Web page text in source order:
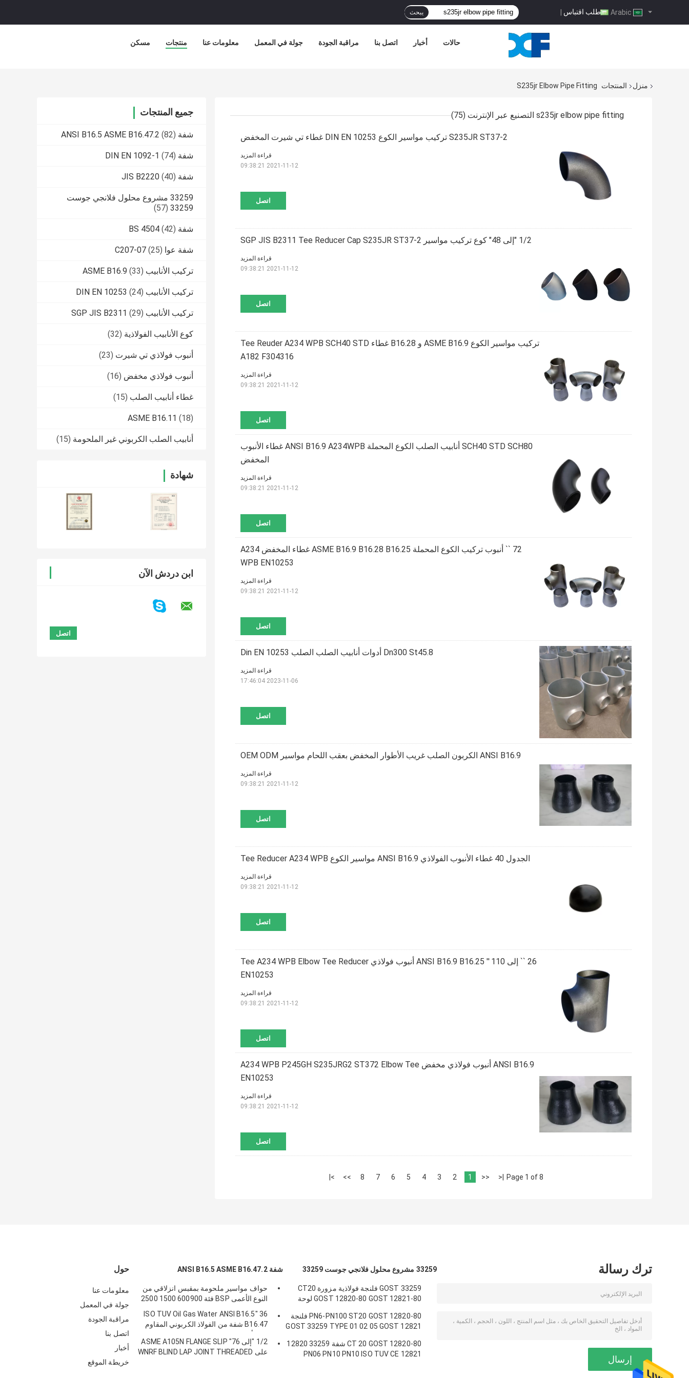
طلب اقتباس | يبحث
مسكن منتجات معلومات عنا جولة في المعمل مراقبة الجودة اتصل بنا أخبار حالات
منزل المنتجات S235jr Elbow Pipe Fitting
جميع المنتجات
شفة ANSI B16.5 ASME B16.47.2 (82)
شفة DIN EN 1092-1 (74)
شفة JIS B2220 (40)
33259 مشروع محلول فلانجي جوست
33259
(57)
شفة BS 4504 (42)
شفة عوا C207-07 (25)
تركيب الأنابيب ASME B16.9 (33)
تركيب الأنابيب DIN EN 10253 (24)
تركيب الأنابيب SGP JIS B2311 (29)
كوع الأنابيب الفولاذية (32)
أنبوب فولاذي تي شيرت (23)
أنبوب فولاذي مخفض (16)
غطاء أنابيب الصلب (15)
ASME B16.11 (18)
أنابيب الصلب الكربوني غير الملحومة (15)
شهادة
ابن دردش الآن
s235jr elbow pipe fitting التصنيع عبر الإنترنت (75)
S235JR ST37-2 تركيب مواسير الكوع DIN EN 10253 غطاء تي شيرت المخفض
اتصل
قراءة المزيد
2021-11-12 09:38:21
1/2 "إلى 48" كوع تركيب مواسير SGP JIS B2311 Tee Reducer Cap S235JR ST37-2
اتصل
قراءة المزيد
2021-11-12 09:38:21
تركيب مواسير الكوع ASME B16.9 و B16.28 غطاء Tee Reuder A234 WPB SCH40 STD
A182 F304316
اتصل
قراءة المزيد
2021-11-12 09:38:21
SCH40 STD SCH80 أنابيب الصلب الكوع المحملة ANSI B16.9 A234WPB غطاء الأنبوب
المخفض
اتصل
قراءة المزيد
2021-11-12 09:38:21
72 `` أنبوب تركيب الكوع المحملة ASME B16.9 B16.28 B16.25 غطاء المخفض A234
WPB EN10253
اتصل
قراءة المزيد
2021-11-12 09:38:21
Dn300 St45.8 أدوات أنابيب الصلب الصلب Din EN 10253
اتصل
قراءة المزيد
2023-11-06 17:46:04
ANSI B16.9 الكربون الصلب غريب الأطوار المخفض بعقب اللحام مواسير OEM ODM
اتصل
قراءة المزيد
2021-11-12 09:38:21
الجدول 40 غطاء الأنبوب الفولاذي ANSI B16.9 مواسير الكوع Tee Reducer A234 WPB
اتصل
قراءة المزيد
2021-11-12 09:38:21
26 `` إلى 110 '' ANSI B16.9 B16.25 أنبوب فولاذي Tee A234 WPB Elbow Tee Reducer
EN10253
اتصل
قراءة المزيد
2021-11-12 09:38:21
ANSI B16.9 أنبوب فولاذي مخفض A234 WPB P245GH S235JRG2 ST372 Elbow Tee
EN10253
اتصل
قراءة المزيد
2021-11-12 09:38:21
Page 1 of 8
|<
<<
1
2
3
4
5
6
7
8
>>
>|
حول
معلومات عنا
جولة في المعمل
مراقبة الجودة
اتصل بنا
أخبار
خريطة الموقع
شفة ANSI B16.5 ASME B16.47.2
حواف مواسير ملحومة بمقبس انزلاقي من
النوع الأعمى BSP فئة 600900 1500 2500
36 "ISO TUV Oil Gas Water ANSI B16.5
B16.47 شفة من الفولاذ الكربوني المقاوم
1/2 "إلى 76" ASME A105N FLANGE SLIP
على WNRF BLIND LAP JOINT THREADED
33259 مشروع محلول فلانجي جوست 33259
GOST 33259 فلنجة فولاذية مزورة CT20
GOST 12820-80 GOST 12821-80 لوحة
PN6-PN100 ST20 GOST 12820-80 فلنجة
GOST 33259 TYPE 01 02 05 GOST 12821
316L
СT 20 GOST 12820-80 شفة 33259 12820
12821 PN06 PN10 PN10 ISO TUV CE
ترك رسالة